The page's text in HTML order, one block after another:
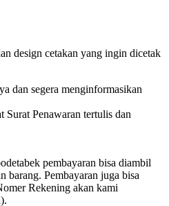
design cetakan yang ingin dicetak
dan segera menginformasikan
Surat Penawaran tertulis dan
pembayaran bisa diambil
barang. Pembayaran juga bisa
Rekening akan kami